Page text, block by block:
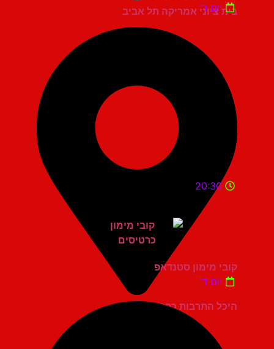
בית ציוני אמריקה תל אביב
יום ד'
היכל התרבות כפר סבא
20:30
קובי מימון סטנדאפ
יום ד'